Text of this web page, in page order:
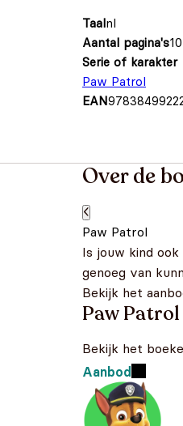
Taalnl
Aantal pagina's10
Serie of karakter
Paw Patrol
EAN
Over de
Paw Patrol
Is jouw kind
genoeg van
Bekijk het
Paw Patrol
Bekijk het
Aanbod